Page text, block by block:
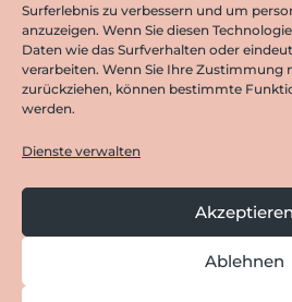
Surferlebnis zu verbessern und um
anzuzeigen. Wenn Sie diesen
Daten wie das Surfverhalten oder
verarbeiten. Wenn Sie Ihre Zustimmung
zurückziehen, können bestimmte
werden.
Dienste verwalten
Akzeptieren
Ablehnen
NEWSLETTER